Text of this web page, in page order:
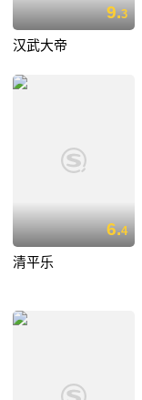
9.3
汉武大帝
6.4
清平乐